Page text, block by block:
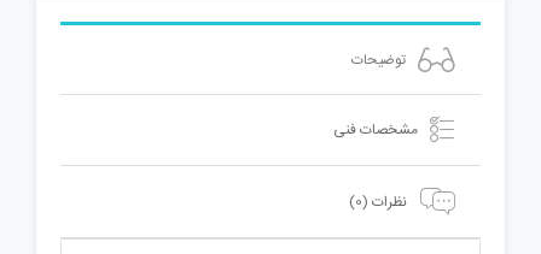
توضیحات
مشخصات فنی
نظرات (0)